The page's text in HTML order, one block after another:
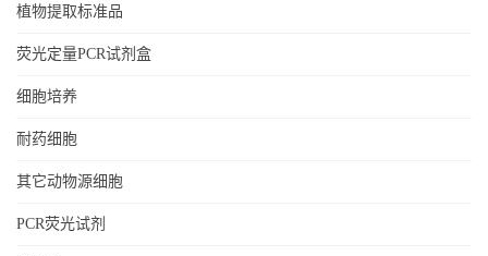
植物提取标准品
荧光定量PCR试剂盒
细胞培养
耐药细胞
其它动物源细胞
PCR荧光试剂